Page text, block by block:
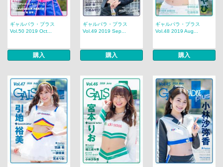
ギャルパラ・プラス
Vol.50 2019 Oct...
購入
ギャルパラ・プラス
Vol.49 2019 Sep...
購入
ギャルパラ・プラス
Vol.48 2019 Aug...
購入